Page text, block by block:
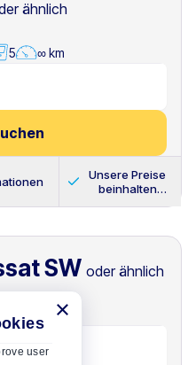
ähnlich
5 ∞ km
Unsere Preise
beinhalten
SW oder ähnlich
5 ∞ km
×
user